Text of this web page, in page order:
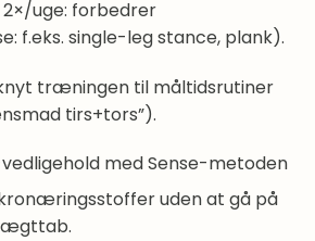
uge: forbedrer
f.eks. single-leg stance, plank).
træningen til måltidsrutiner
tirs+tors”).
med Sense-metoden
uden at gå på